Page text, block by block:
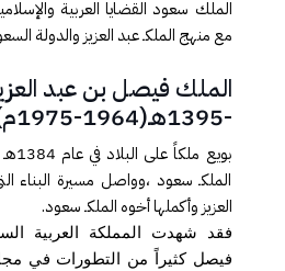
الملك سعود القضايا العربية
مع منهج الملكـ عبد العزيز والدولة
-1395هـ(1964-1975م)
الملكـ سعود ،وواصل مسيرة البناء
العزيز وأكملها أخوه الملكـ سعود.
فقد شهدت المملكة العربية
فيصل كثيراً من التطورات في